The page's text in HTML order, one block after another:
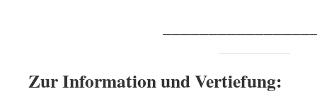
Zur Information und Vertiefung: